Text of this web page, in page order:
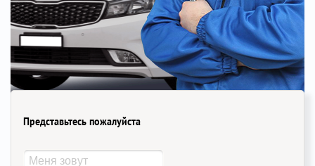
Представьтесь пожалуйста